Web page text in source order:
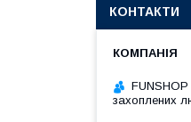
КОНТАКТИ
захоплених